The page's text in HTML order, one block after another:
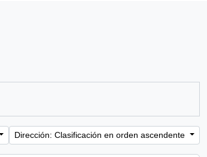
Dirección: Clasificación en orden ascendente